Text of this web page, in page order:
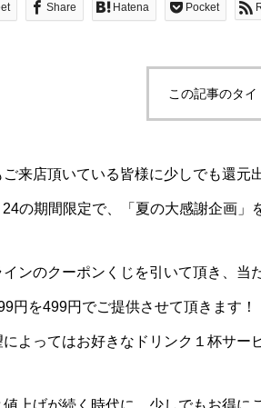
Share Hatena Pocket
この記事のタ
ご来店頂いている皆様に少しでも還元
の期間限定で、「夏の大感謝企画」
インのクーポンくじを引いて頂き、当
円を499円でご提供させて頂きます！
によってはお好きなドリンク１杯サー
上げが続く時代に、少しでもお得に